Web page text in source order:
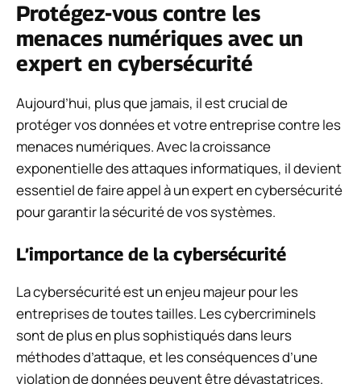
Protégez-vous contre les
menaces numériques avec un
expert en cybersécurité
Aujourd’hui, plus que jamais, il est crucial de
protéger vos données et votre entreprise contre les
menaces numériques. Avec la croissance
exponentielle des attaques informatiques, il devient
essentiel de faire appel à un expert en cybersécurité
pour garantir la sécurité de vos systèmes.
L’importance de la cybersécurité
La cybersécurité est un enjeu majeur pour les
entreprises de toutes tailles. Les cybercriminels
sont de plus en plus sophistiqués dans leurs
méthodes d’attaque, et les conséquences d’une
violation de données peuvent être dévastatrices.